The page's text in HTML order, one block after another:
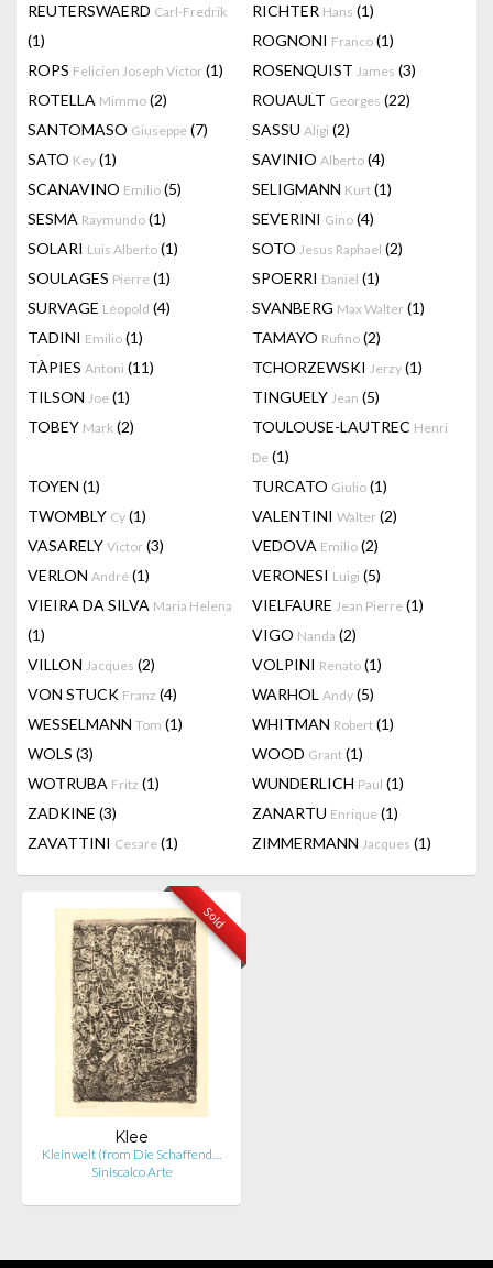
REUTERSWAERD Carl-Fredrik
(1)
RICHTER Hans (1)
ROGNONI Franco (1)
ROPS Felicien Joseph Victor (1) ROSENQUIST James (3)
ROTELLA Mimmo (2) ROUAULT Georges (22)
SANTOMASO Giuseppe (7) SASSU Aligi (2)
SATO Key (1) SAVINIO Alberto (4)
SCANAVINO Emilio (5) SELIGMANN Kurt (1)
SESMA Raymundo (1) SEVERINI Gino (4)
SOLARI Luis Alberto (1) SOTO Jesus Raphael (2)
SOULAGES Pierre (1) SPOERRI Daniel (1)
SURVAGE Léopold (4) SVANBERG Max Walter (1)
TADINI Emilio (1) TAMAYO Rufino (2)
TÀPIES Antoni (11) TCHORZEWSKI Jerzy (1)
TILSON Joe (1) TINGUELY Jean (5)
TOBEY Mark (2) TOULOUSE-LAUTREC Henri
De (1)
TOYEN (1) TURCATO Giulio (1)
TWOMBLY Cy (1) VALENTINI Walter (2)
VASARELY Victor (3) VEDOVA Emilio (2)
VERLON André (1) VERONESI Luigi (5)
VIEIRA DA SILVA Maria Helena
(1)
VIELFAURE Jean Pierre (1)
VIGO Nanda (2)
VILLON Jacques (2) VOLPINI Renato (1)
VON STUCK Franz (4) WARHOL Andy (5)
WESSELMANN Tom (1) WHITMAN Robert (1)
WOLS (3) WOOD Grant (1)
WOTRUBA Fritz (1) WUNDERLICH Paul (1)
ZADKINE (3) ZANARTU Enrique (1)
ZAVATTINI Cesare (1) ZIMMERMANN Jacques (1)
Sold
Klee
Kleinwelt (from Die Schaffend…
Siniscalco Arte